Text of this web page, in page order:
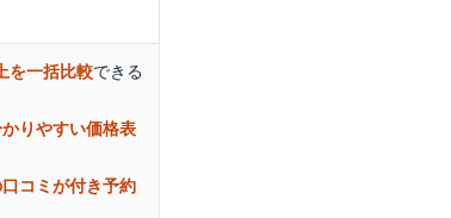
を一括比較できる
りやすい価格表
コミが付き予約